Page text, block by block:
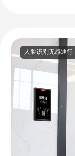
人脸识别无感通行